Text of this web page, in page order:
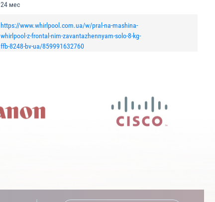
24 мес
https://www.whirlpool.com.ua/w/pral-na-mashina-
whirlpool-z-frontal-nim-zavantazhennyam-solo-8-kg-
ffb-8248-bv-ua/859991632760